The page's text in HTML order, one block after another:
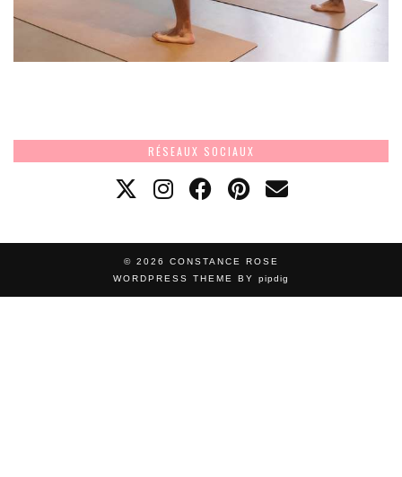
RÉSEAUX SOCIAUX
© 2026 CONSTANCE ROSE
WORDPRESS THEME BY pipdig